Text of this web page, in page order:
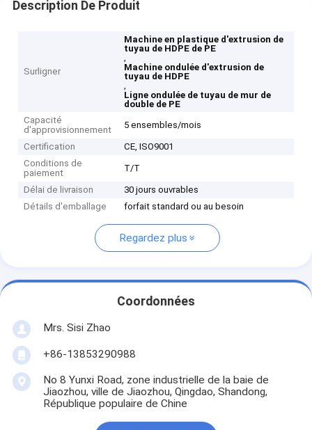
Description De Produit
Surligner
Machine en plastique d'extrusion de
tuyau de HDPE de PE
,
Machine ondulée d'extrusion de
tuyau de HDPE
,
Ligne ondulée de tuyau de mur de
double de PE
Capacité
d'approvisionnement
5 ensembles/mois
Certification
CE, ISO9001
Conditions de
paiement
T/T
Délai de livraison
30 jours ouvrables
Détails d'emballage
forfait standard ou au besoin
Regardez plus
Coordonnées
Mrs. Sisi Zhao
+86-13853290988
No 8 Yunxi Road, zone industrielle de la baie de
Jiaozhou, ville de Jiaozhou, Qingdao, Shandong,
République populaire de Chine